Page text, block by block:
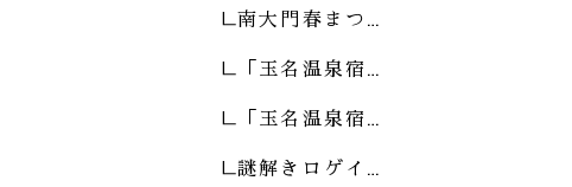
南大門春まつ…
「玉名温泉宿…
「玉名温泉宿…
謎解きロゲイ…